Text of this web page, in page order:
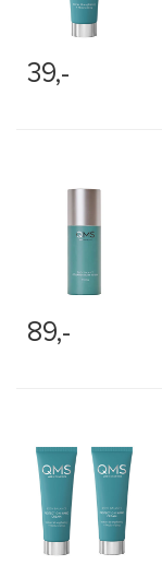
39,-
89,-